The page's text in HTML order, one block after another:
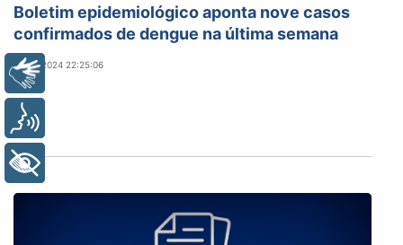
Boletim epidemiológico aponta nove casos
confirmados de dengue na última semana
21/08/2024 22:25:06
Libras
+ Acessibilidade